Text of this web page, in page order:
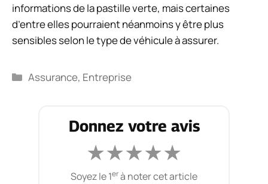
informations de la pastille verte, mais certaines
d’entre elles pourraient néanmoins y être plus
sensibles selon le type de véhicule à assurer.
Catégories
Assurance, Entreprise
Donnez votre avis
★★★★★
Soyez le 1erà noter cet article